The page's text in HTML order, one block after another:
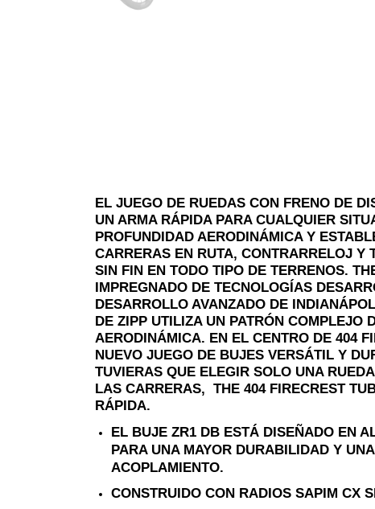
EL JUEGO DE RUEDAS CON FRENO DE
UN ARMA RÁPIDA PARA CUALQUIER
PROFUNDIDAD AERODINÁMICA Y
CARRERAS EN RUTA, CONTRARRELOJ Y
SIN FIN EN TODO TIPO DE TERRENOS.
IMPREGNADO DE TECNOLOGÍAS
DESARROLLO AVANZADO DE
DE ZIPP UTILIZA UN PATRÓN COMPLEJO
AERODINÁMICA. EN EL CENTRO DE 404
NUEVO JUEGO DE BUJES VERSÁTIL Y
TUVIERAS QUE ELEGIR SOLO UNA
LAS CARRERAS, THE 404 FIRECREST
RÁPIDA.
EL BUJE ZR1 DB ESTÁ DISEÑADO EN
PARA UNA MAYOR DURABILIDAD Y
ACOPLAMIENTO.
CONSTRUIDO CON RADIOS SAPIM CX